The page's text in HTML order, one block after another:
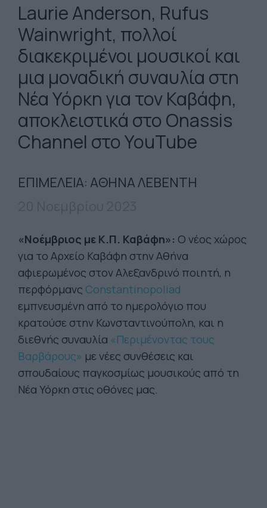
Laurie Anderson, Rufus
Wainwright, πολλοί
διακεκριμένοι μουσικοί και
μια μοναδική συναυλία στη
Νέα Υόρκη για τον Καβάφη,
αποκλειστικά στο Onassis
Channel στο YouTube
ΕΠΙΜΕΛΕΙΑ: ΑΘΗΝΑ ΛΕΒΕΝΤΗ
«Νοέμβριος με Κ.Π. Καβάφη»: Ο νέος χώρος
για το Αρχείο Καβάφη στην Αθήνα
αφιερωμένος στον Αλεξανδρινό ποιητή, η
περφόρμανς Constantinopoliad
εμπνευσμένη από το ημερολόγιο που
κρατούσε στην Κωνσταντινούπολη, και η
διεθνής συναυλία «Περιμένοντας τους
Βαρβάρους» με νέες συνθέσεις και
σπουδαίους παγκοσμίως μουσικούς από τη
Νέα Υόρκη στις οθόνες μας.